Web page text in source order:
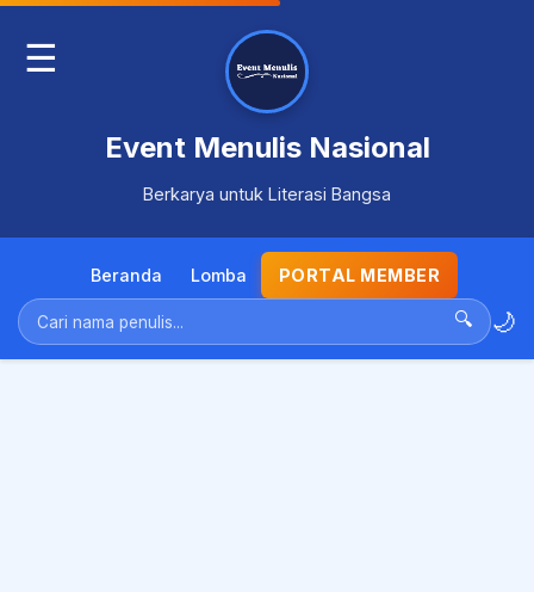
☰
Event Menulis Nasional
Berkarya untuk Literasi Bangsa
Beranda Lomba PORTAL MEMBER
🔍 🌙